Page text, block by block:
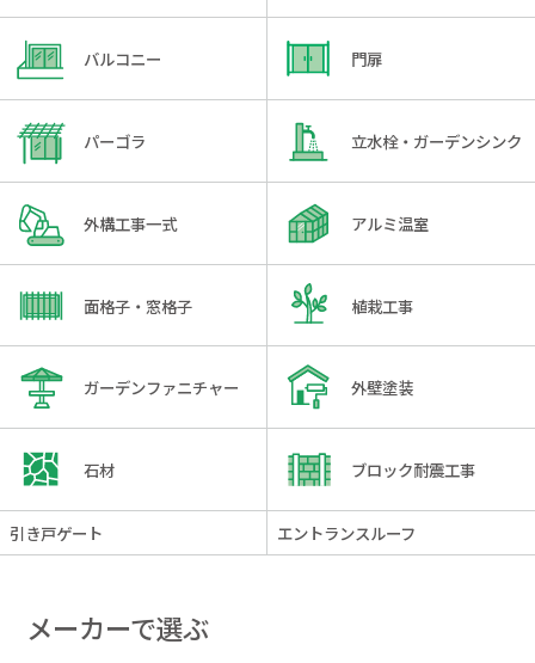
バルコニー 門扉
パーゴラ 立水栓・ガーデンシンク
外構工事一式 アルミ温室
面格子・窓格子 植栽工事
ガーデンファニチャー 外壁塗装
石材 ブロック耐震工事
引き戸ゲート エントランスルーフ
メーカーで選ぶ